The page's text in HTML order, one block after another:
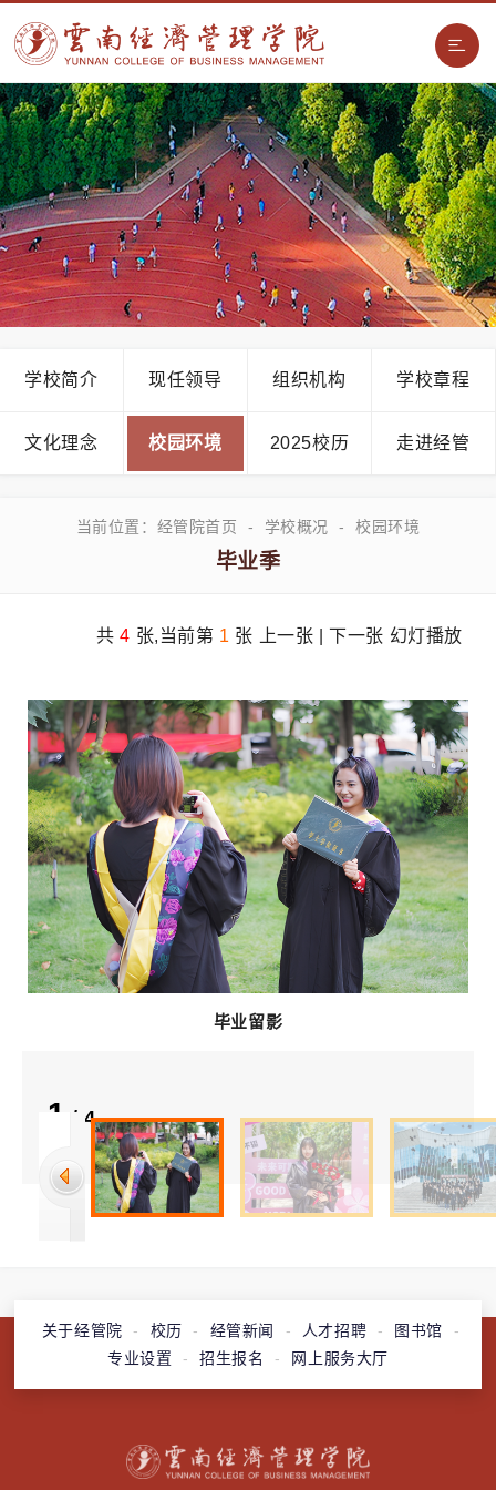
学校简介 现任领导 组织机构 学校章程
文化理念 校园环境 2025校历 走进经管
当前位置： 经管院首页 - 学校概况 - 校园环境
毕业季
共4 张,当前第 1 张 上一张 |下一张 幻灯播放
毕业留影
1 / 4
关于经管院 - 校历 - 经管新闻 - 人才招聘 - 图书馆
-
专业设置
- 招生报名 - 网上服务大厅